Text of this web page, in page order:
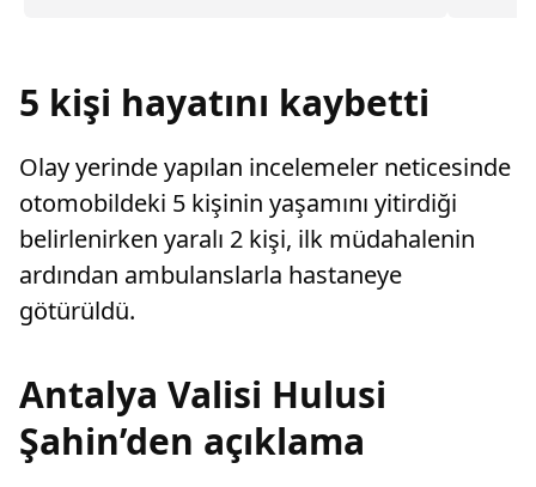
5 kişi hayatını kaybetti
Olay yerinde yapılan incelemeler neticesinde
otomobildeki 5 kişinin yaşamını yitirdiği
belirlenirken yaralı 2 kişi, ilk müdahalenin
ardından ambulanslarla hastaneye
götürüldü.
Antalya Valisi Hulusi
Şahin’den açıklama